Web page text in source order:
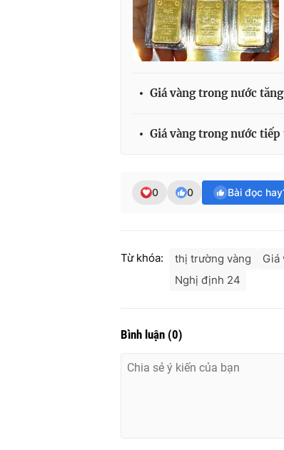
Giá vàng trong nước
Giá vàng trong nước tiếp
0 0 Bài đọc
Từ khóa: thị trường vàng Giá
Nghị định 24
Bình luận (0)